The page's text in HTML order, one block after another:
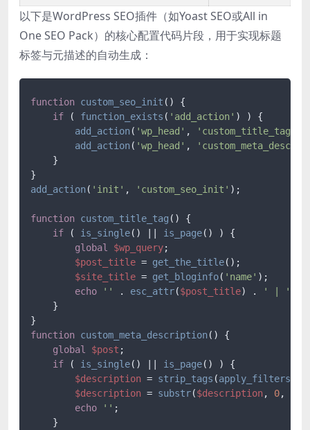
以下是WordPress SEO插件（如Yoast SEO或All in
One SEO Pack）的核心配置代码片段，用于实现标题
标签与元描述的自动生成：
function custom_seo_init ( ) {
if ( function_exists ( 'add_action' ) ) {
add_action( 'wp_head' , 'custom_title_tag'
add_action( 'wp_head' ,
    }
add_action( 'init' , 'custom_seo_init' );
function custom_title_tag ( ) {
if ( is_single() || is_page() ) {
global
$wp_query;
$post_title = get_the_title();
$site_title = get_bloginfo( 'name' );
echo
'' . esc_attr($post_title) . ' | '
    }
function custom_meta_description( ) {
global
$post ;
if ( is_single() || is_page() ) {
$description = strip_tags (apply_filters
$description = substr($description, 0,
echo
'' ;
    }